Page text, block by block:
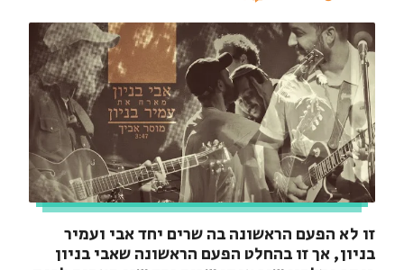
זו לא הפעם הראשונה בה שרים יחד אבי ועמיר
בניון, אך זו בהחלט הפעם הראשונה שאבי בניון